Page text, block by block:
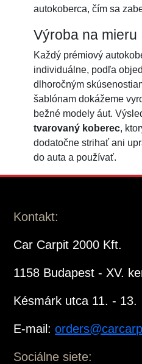
autokoberca, čím sa
Výroba na mieru
Každý prémiový
individuálne, podľa
dlhoročným
šablónam dokážeme
bežné modely áut.
tvarovaný koberec,
dodatočne strihať ani
do auta a používať.
Kontakt:
Car Carpit 2000 Kft.
1158 Budapest - XV.
Késmárk utca 11. - 13.
E-mail:
Sociálne siete: